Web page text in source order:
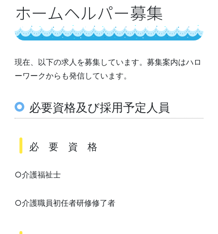
ホームヘルパー募集
現在、以下の求人を募集しています。募集案内はハロ
ーワークからも発信しています。
必要資格及び採用予定人員
必 要 資 格
○介護福祉士
○介護職員初任者研修修了者